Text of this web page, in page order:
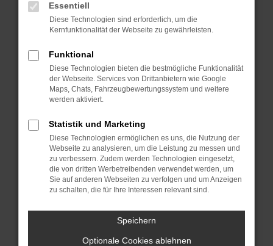
Beim Laden ist ein Fehler aufgetreten.
Hier sind ein paar Tipps, die dir helfen können:
Internetverbindung.
Laden andere Webseiten, zum Beispiel deine
Suchmaschine?
Prüfe deine Browsererweiterungen.
das Laden bestimmter Seiten verhindern.
Funktioniert die Seite in einem anderen Browser
oder in einem privaten Fenster?
Starte dein Gerät neu.
Das kann manchmal helfen, vorübergehende
Probleme zu beheben.
Stelle sicher, dass dein Browser und dein
Betriebssystem auf dem neuesten Stand sind.
Veraltete Software birgt nicht nur ein
Essentiell
Diese Technologien sind erforderlich, um die
Kernfunktionalität der Webseite zu gewährleisten.
Funktional
Diese Technologien bieten die bestmögliche Funktionalität
der Webseite. Services von Drittanbietern wie Google
Maps, Chats, Fahrzeugbewertungssystem und weitere
werden aktiviert.
Statistik und Marketing
Diese Technologien ermöglichen es uns, die Nutzung der
Webseite zu analysieren, um die Leistung zu messen und
zu verbessern. Zudem werden Technologien eingesetzt,
die von dritten Werbetreibenden verwendet werden, um
Sie auf anderen Webseiten zu verfolgen und um Anzeigen
zu schalten, die für Ihre Interessen relevant sind.
Speichern
Optionale Cookies ablehnen